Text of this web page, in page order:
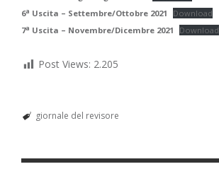
6a Uscita – Settembre/Ottobre 2021
Download
7a Uscita – Novembre/Dicembre 2021 Download
Post Views: 2.205
giornale del revisore